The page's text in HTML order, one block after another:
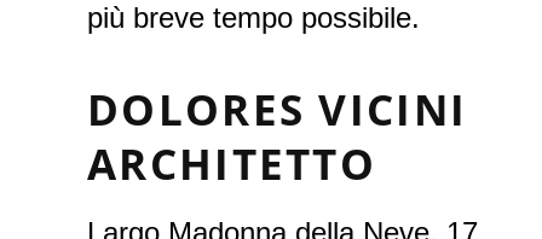
più breve tempo possibile.
DOLORES VICINI
ARCHITETTO
Largo Madonna della Neve, 17